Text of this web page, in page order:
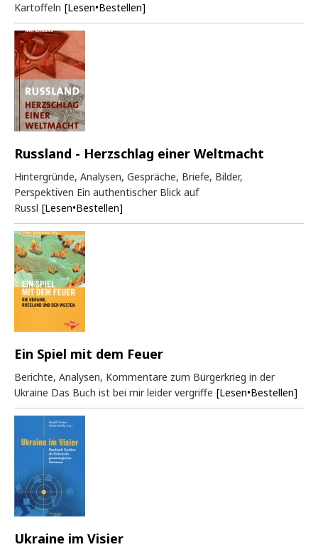
Kartoffeln [Lesen•Bestellen]
Russland - Herzschlag einer Weltmacht
Hintergründe, Analysen, Gespräche, Briefe, Bilder,
Perspektiven Ein authentischer Blick auf
Russl [Lesen•Bestellen]
Ein Spiel mit dem Feuer
Berichte, Analysen, Kommentare zum Bürgerkrieg in der
Ukraine Das Buch ist bei mir leider vergriffe [Lesen•Bestellen]
Ukraine im Visier